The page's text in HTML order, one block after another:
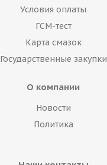
Условия оплаты
ГСМ-тест
Карта смазок
Государственные закупки
О компании
Новости
Политика